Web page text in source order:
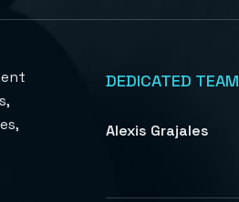
DEDICATED TEAM
Alexis Grajales